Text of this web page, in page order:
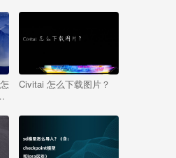
Civitai 怎么下载图片？